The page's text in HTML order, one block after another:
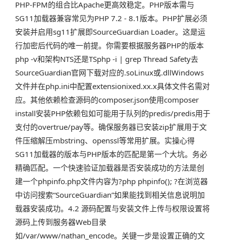
PHP-FPM的组合比Apache更高效稳定。PHP版本需与
SG11加载器兼容常见为PHP 7.2 - 8.1版本。PHP扩展必须
安装并启用sg11扩展即SourceGuardian Loader。这是运
行加密后代码的唯一前提。你需要根据服务器PHP的版本
php -v和架构NTS还是TSphp -i | grep Thread Safety去
SourceGuardian官网下载对应的.soLinux或.dllWindows
文件并在php.ini中配置extensionixed.xx.x具体文件名需对
应。其他依赖检查源码的composer.json使用composer
install安装PHP依赖包如可能用于队列的predis/predis用于
支付的overtrue/pay等。确保服务器已安装zip扩展用于文
件压缩解压mbstring、openssl等常用扩展。实操心得
SG11加载器的版本与PHP版本的匹配是第一个大坑。务必
精确匹配。一个快速验证加载器是否安装成功的方法是创
建一个phpinfo.php文件内容为?php phpinfo(); ?在浏览器
中访问搜索“SourceGuardian”如果能找到相关信息说明加
载器安装成功。4.2 源码配置与安装文件上传与权限设置将
源码上传到服务器Web目录
如/var/www/nathan_encode。关键一步是设置正确的文